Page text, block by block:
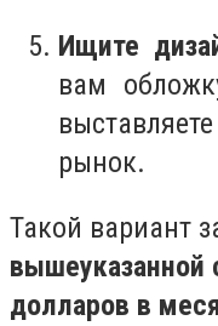
Ищите
вам
рынок.
Такой вариант
вышеуказанной
долларов в